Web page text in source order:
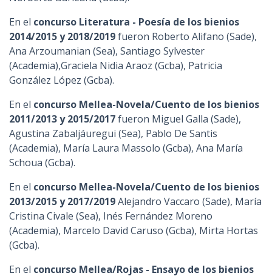
En el concurso Literatura - Poesía de los bienios
2014/2015 y 2018/2019fueron Roberto Alifano (Sade),
Ana Arzoumanian (Sea), Santiago Sylvester
(Academia),Graciela Nidia Araoz (Gcba), Patricia
González López (Gcba).
En el concurso Mellea-Novela/Cuento de los bienios
2011/2013 y 2015/2017fueron Miguel Galla (Sade),
Agustina Zabaljáuregui (Sea), Pablo De Santis
(Academia), María Laura Massolo (Gcba), Ana María
Schoua (Gcba).
En el concurso Mellea-Novela/Cuento de los bienios
2013/2015 y 2017/2019Alejandro Vaccaro (Sade), María
Cristina Civale (Sea), Inés Fernández Moreno
(Academia), Marcelo David Caruso (Gcba), Mirta Hortas
(Gcba).
En el concurso Mellea/Rojas - Ensayo de los bienios